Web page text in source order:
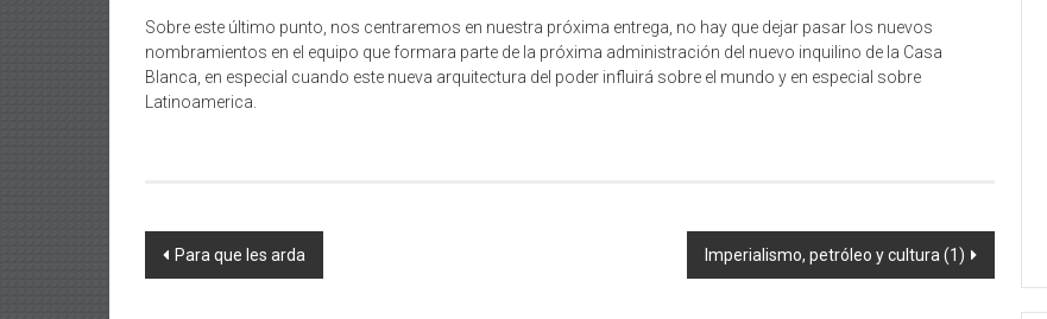
Sobre este último punto, nos centraremos en nuestra próxima entrega, no hay que dejar pasar los nuevos
nombramientos en el equipo que formara parte de la próxima administración del nuevo inquilino de la Casa
Blanca, en especial cuando este nueva arquitectura del poder influirá sobre el mundo y en especial sobre
Latinoamerica.
Navegación
Para que les arda Imperialismo, petróleo y cultura (1)